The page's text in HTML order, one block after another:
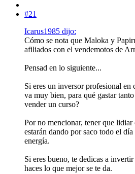
#21
Icarus1985 dijo:
Cómo se nota que Maloka y
afiliados con el vendemotos de
Pensad en lo siguiente...
Si eres un inversor profesional en
va muy bien, para qué gastar
vender un curso?
Por no mencionar, tener que lidiar
estarán dando por saco todo el
energía.
Si eres bueno, te dedicas a
haces lo que mejor se te da.